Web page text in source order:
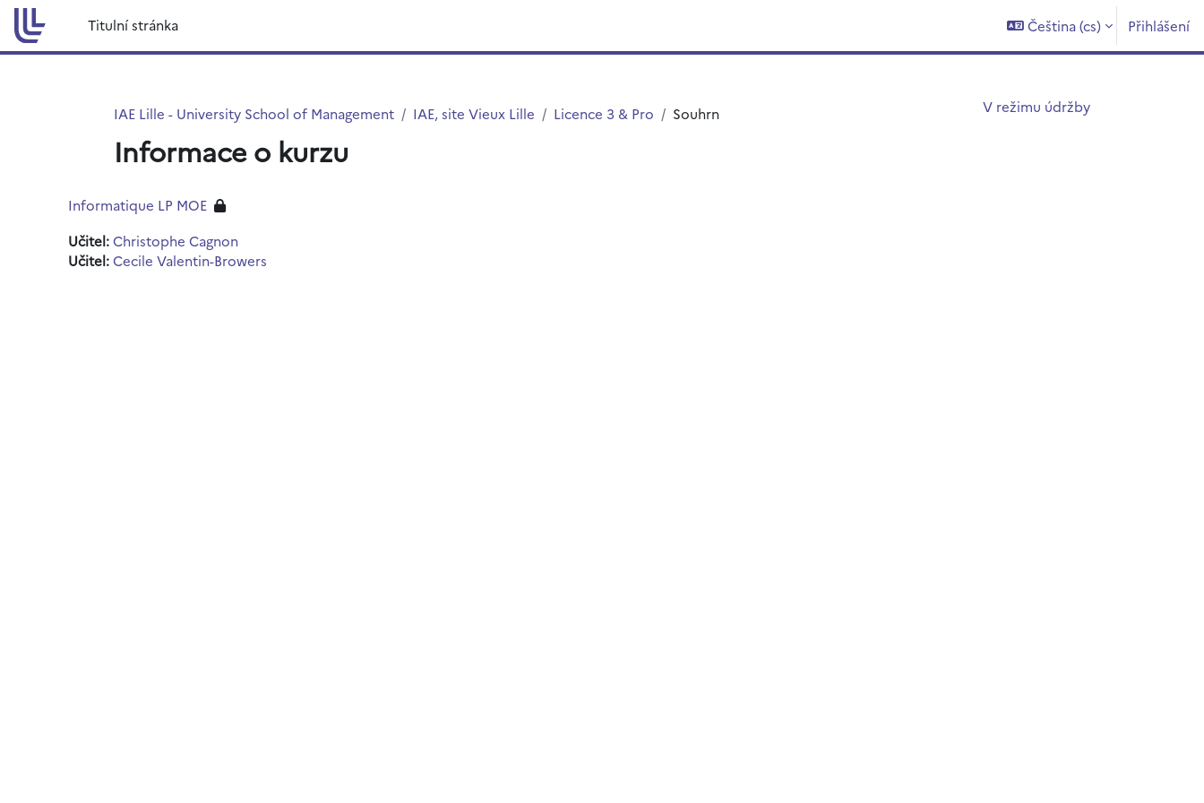
Přejít k hlavnímu obsahu
Titulní stránka
Čeština ‎(cs)‎ Přihlášení
IAE Lille - University School of Management IAE, site Vieux Lille Licence 3 & Pro Souhrn V režimu údržby
Informace o kurzu
Informatique LP MOE
Učitel:Christophe Cagnon
Učitel:Cecile Valentin-Browers